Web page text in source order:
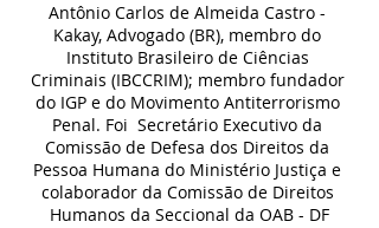
Antônio Carlos de Almeida Castro -
Kakay, Advogado (BR), membro do
Instituto Brasileiro de Ciências
Criminais (IBCCRIM); membro fundador
do IGP e do Movimento Antiterrorismo
Penal. Foi  Secretário Executivo da
Comissão de Defesa dos Direitos da
Pessoa Humana do Ministério Justiça e
colaborador da Comissão de Direitos
Humanos da Seccional da OAB - DF